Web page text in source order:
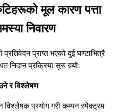
मूल कारण पत्ता
निवारण
प्रतिवेदन प्राप्त भएको दुई घण्टाभित्रै
निदान प्रक्रिया सुरु गर्‍यो:
र विश्लेषण
विश्लेषक प्रयोग गरी कम्पन स्पेक्ट्रम